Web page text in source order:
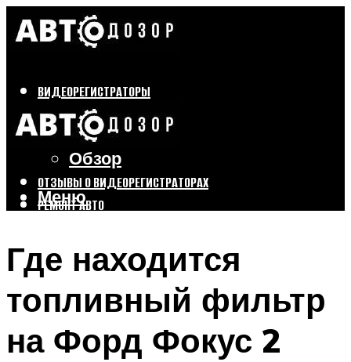
ВИДЕОРЕГИСТРАТОРЫ
Бренды
Выбор
Обзор
ОТЗЫВЫ О ВИДЕОРЕГИСТРАТОРАХ
РЕМОНТ АВТО
Меню
Меню
Где находится
топливный фильтр
на Форд Фокус 2